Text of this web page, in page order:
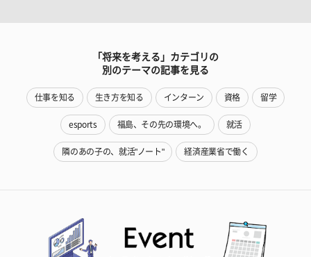
「将来を考える」カテゴリの
別のテーマの記事を見る
仕事を知る 生き方を知る インターン 資格 留学
esports 福島、その先の環境へ。 就活
隣のあの子の、就活"ノート" 経済産業省で働く